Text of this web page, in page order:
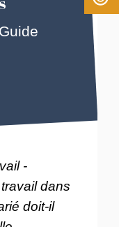
Guide
-
dans
doit-il